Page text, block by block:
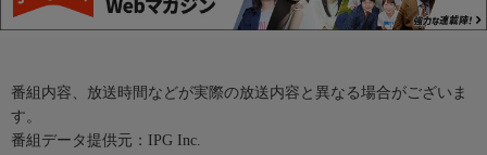
番組内容、放送時間などが実際の放送内容と異なる場合がございま
す。
番組データ提供元：IPG Inc.